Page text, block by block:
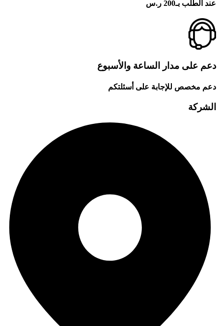
عند الطلب بـ200 ر.س
دعم على مدار الساعة والأسبوع
دعم مخصص للإجابة على أسئلتكم
الشركة